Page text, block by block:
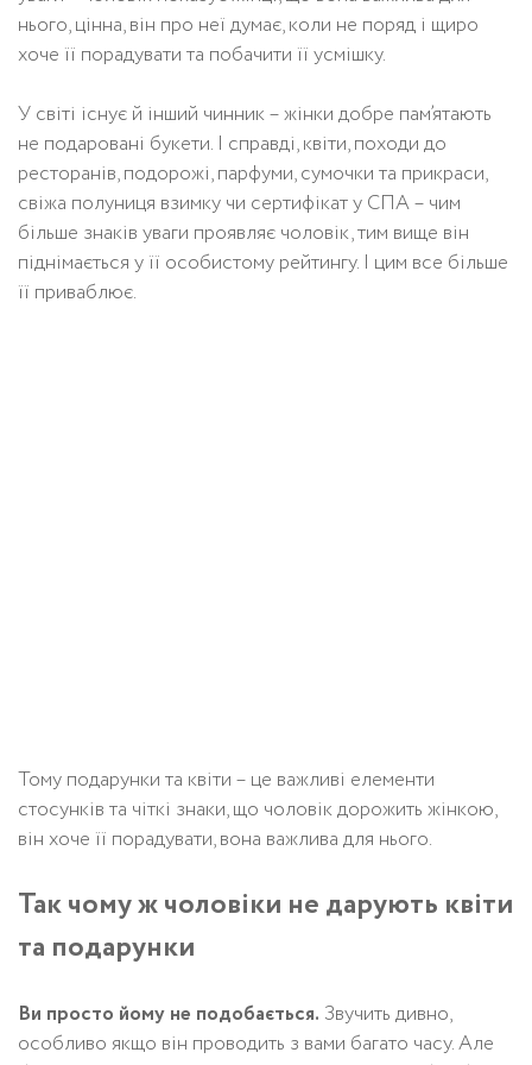
нього, цінна, він про неї думає, коли не поряд і щиро
хоче її порадувати та побачити її усмішку.
У світі існує й інший чинник – жінки добре пам’ятають
не подаровані букети. І справді, квіти, походи до
ресторанів, подорожі, парфуми, сумочки та прикраси,
свіжа полуниця взимку чи сертифікат у СПА – чим
більше знаків уваги проявляє чоловік, тим вище він
піднімається у її особистому рейтингу. І цим все більше
її приваблює.
Тому подарунки та квіти – це важливі елементи
стосунків та чіткі знаки, що чоловік дорожить жінкою,
він хоче її порадувати, вона важлива для нього.
Так чому ж чоловіки не дарують квіти
та подарунки
Ви просто йому не подобається. Звучить дивно,
особливо якщо він проводить з вами багато часу. Але